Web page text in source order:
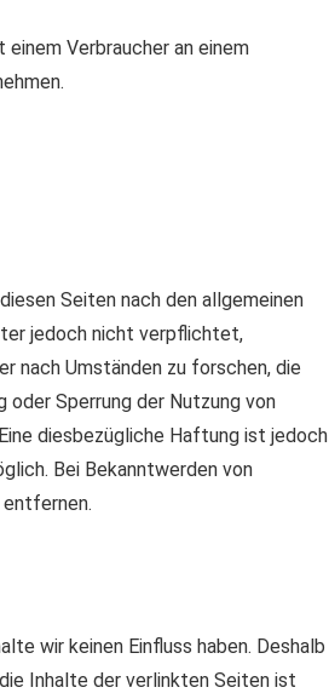
Verbraucher an einem
Seiten nach den allgemeinen
jedoch nicht verpflichtet,
nach Umständen zu forschen, die
Sperrung der Nutzung von
diesbezügliche Haftung ist jedoch
Bei Bekanntwerden von
wir keinen Einfluss haben. Deshalb
Inhalte der verlinkten Seiten ist